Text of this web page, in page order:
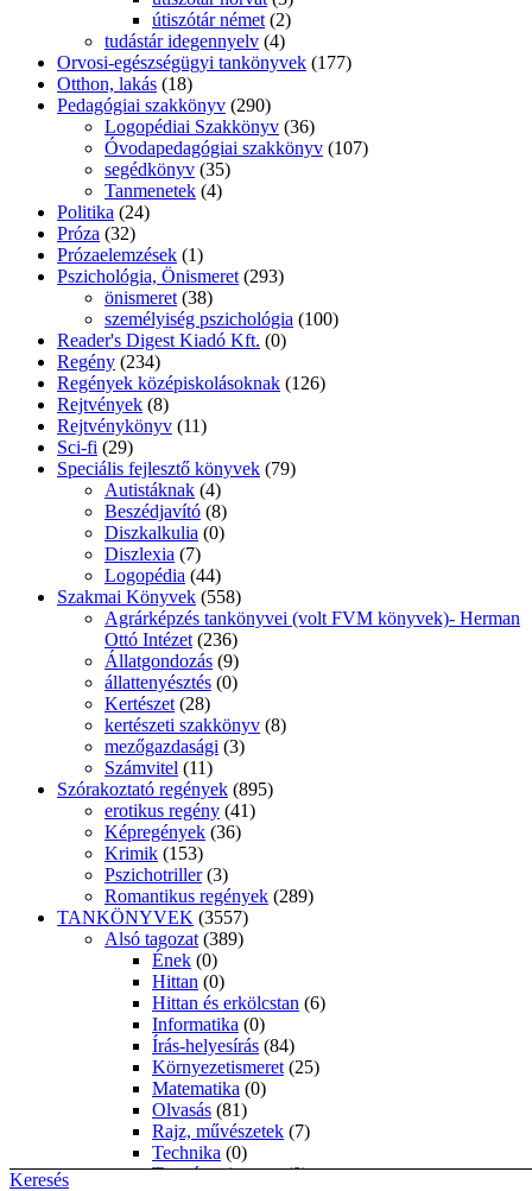
útiszótár német (2)
tudástár idegennyelv (4)
Orvosi-egészségügyi tankönyvek (177)
Otthon, lakás (18)
Pedagógiai szakkönyv (290)
Logopédiai Szakkönyv (36)
Óvodapedagógiai szakkönyv (107)
segédkönyv (35)
Tanmenetek (4)
Politika (24)
Próza (32)
Prózaelemzések (1)
Pszichológia, Önismeret (293)
önismeret (38)
személyiség pszichológia (100)
Reader's Digest Kiadó Kft. (0)
Regény (234)
Regények középiskolásoknak (126)
Rejtvények (8)
Rejtvénykönyv (11)
Sci-fi (29)
Speciális fejlesztő könyvek (79)
Autistáknak (4)
Beszédjavító (8)
Diszkalkulia (0)
Diszlexia (7)
Logopédia (44)
Szakmai Könyvek (558)
Agrárképzés tankönyvei (volt FVM könyvek)- Herman
Ottó Intézet (236)
Állatgondozás (9)
állattenyésztés (0)
Kertészet (28)
kertészeti szakkönyv (8)
mezőgazdasági (3)
Számvitel (11)
Szórakoztató regények (895)
erotikus regény (41)
Képregények (36)
Krimik (153)
Pszichotriller (3)
Romantikus regények (289)
TANKÖNYVEK (3557)
Alsó tagozat (389)
Ének (0)
Hittan (0)
Hittan és erkölcstan (6)
Informatika (0)
Írás-helyesírás (84)
Környezetismeret (25)
Matematika (0)
Olvasás (81)
Rajz, művészetek (7)
Technika (0)
Természetismeret (0)
Keresés